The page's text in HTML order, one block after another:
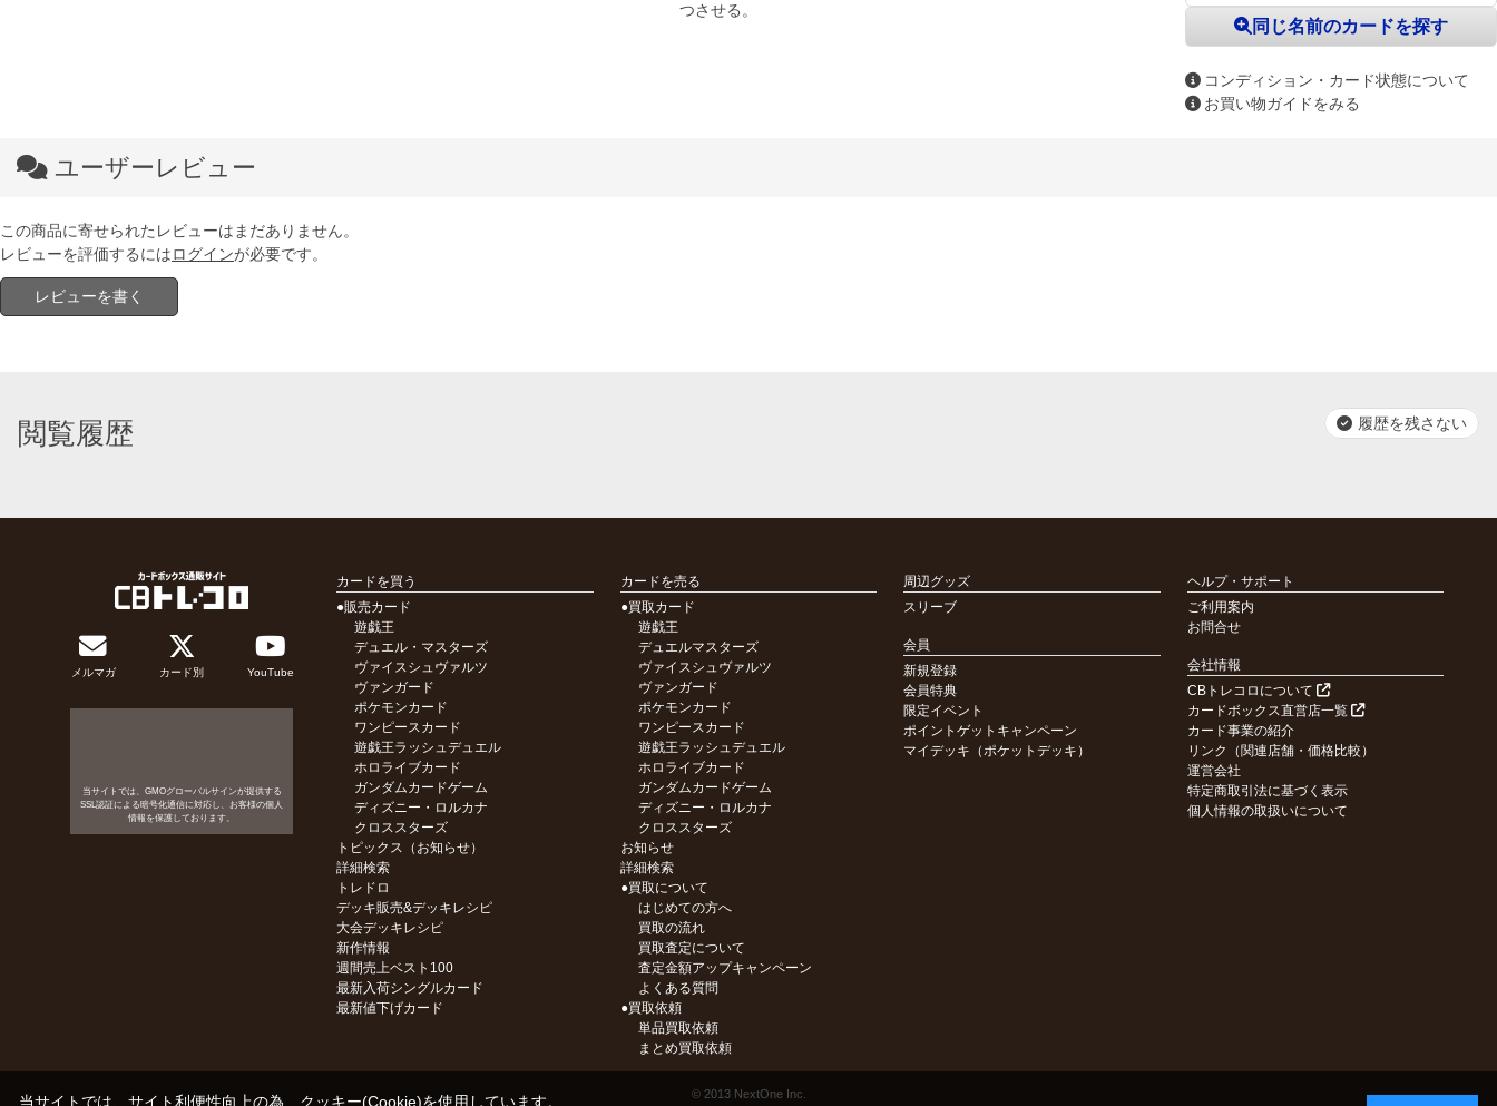
つさせる。
同じ名前のカードを探す
コンディション・カード状態について
お買い物ガイドをみる
ユーザーレビュー
この商品に寄せられたレビューはまだありません。
レビューを評価するにはログインが必要です。
レビューを書く
閲覧履歴 履歴を残さない
メルマガ カード別 YouTube
当サイトでは、GMOグローバルサインが提供する
SSL認証による暗号化通信に対応し、お客様の個人
情報を保護しております。
カードを買う
●販売カード
遊戯王
デュエル・マスターズ
ヴァイスシュヴァルツ
ヴァンガード
ポケモンカード
ワンピースカード
遊戯王ラッシュデュエル
ホロライブカード
ガンダムカードゲーム
ディズニー・ロルカナ
クロススターズ
トピックス（お知らせ）
詳細検索
トレドロ
デッキ販売&デッキレシピ
大会デッキレシピ
新作情報
週間売上ベスト100
最新入荷シングルカード
最新値下げカード
カードを売る
●買取カード
遊戯王
デュエルマスターズ
ヴァイスシュヴァルツ
ヴァンガード
ポケモンカード
ワンピースカード
遊戯王ラッシュデュエル
ホロライブカード
ガンダムカードゲーム
ディズニー・ロルカナ
クロススターズ
お知らせ
詳細検索
●買取について
はじめての方へ
買取の流れ
買取査定について
査定金額アップキャンペーン
よくある質問
●買取依頼
単品買取依頼
まとめ買取依頼
周辺グッズ
スリーブ
会員
新規登録
会員特典
限定イベント
ポイントゲットキャンペーン
マイデッキ（ポケットデッキ）
ヘルプ・サポート
ご利用案内
お問合せ
会社情報
CBトレコロについて
カードボックス直営店一覧
カード事業の紹介
リンク（関連店舗・価格比較）
運営会社
特定商取引法に基づく表示
個人情報の取扱いについて
© 2013 NextOne Inc.
当サイトでは、サイト利便性向上の為、クッキー(Cookie)を使用しています。